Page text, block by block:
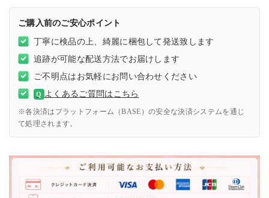
ご購入前のご安心ポイント
丁寧に検品の上、綺麗に梱包して発送致します
追跡が可能な配送方法でお届けします
ご不明点はお気軽にお問い合わせください
Q よくあるご質問はこちら
※各決済はプラットフォーム（BASE）の安全な決済システムを通じ
て処理されます。